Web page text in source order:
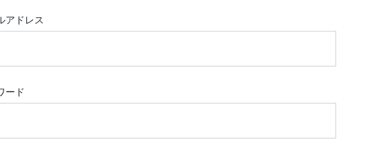
アドレス
ード